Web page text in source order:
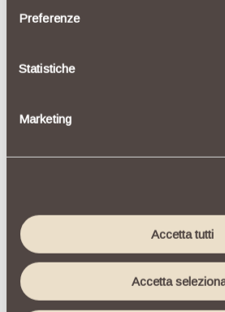
raccogliere informazioni sulla
geografica, con
Identificare il tuo dispositivo,
Approfondisci come vengono
dettagli
qualsiasi momento dalla
Utilizziamo i cookie per
annunci, per fornire funzionalità
Preferenze
Statistiche
Marketing
Accetta tutti
Accetta